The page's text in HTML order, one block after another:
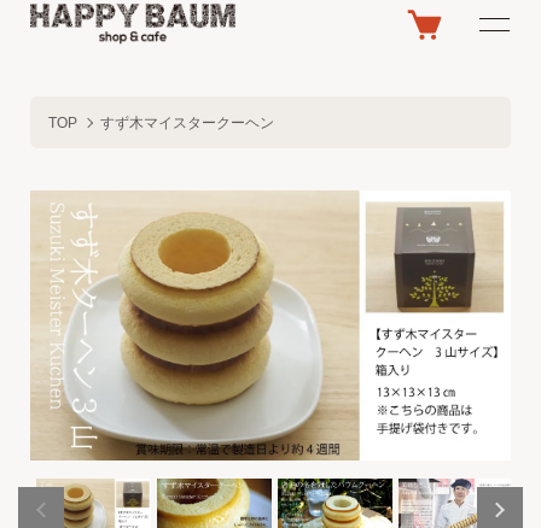
TOP すず木マイスタークーヘン